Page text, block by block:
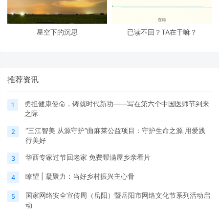
星空下的沉思 已读不回？TA在干嘛？
推荐资讯
1
勇担健康使命，铸就时代新功——写在第六个中国医师节到来
之际
2
“三江智美 从源守护”曲麻莱公益项目：守护生命之源 用爱践
行美好
3 华西专家过节回老家 免费帮满屋乡亲看片
4 瞭望 | 凝聚力：当好乡村振兴主心骨
5
国家网络安全宣传周（岳阳）暨岳阳市网络文化节系列活动启
动